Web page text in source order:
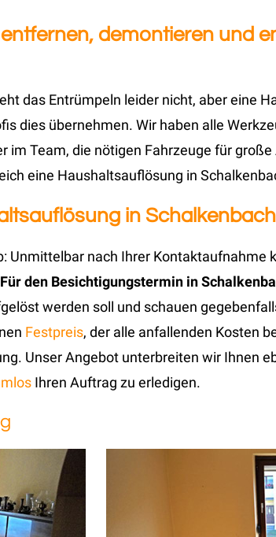
demontieren und
das Entrümpeln leider nicht, aber eine
dies übernehmen. Wir haben alle
Team, die nötigen Fahrzeuge für
eine Haushaltsauflösung in
in
nach Ihrer Kontaktaufnahme
Für den Besichtigungstermin in
werden soll und schauen
Festpreis, der alle anfallenden Kosten
Unser Angebot unterbreiten wir Ihnen
Ihren Auftrag zu erledigen.